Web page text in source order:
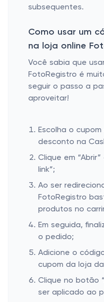
subsequentes.
Como usar um
na loja online
Você sabia que
FotoRegistro é
seguir o passo a
aproveitar!
Escolha o
desconto na
Clique em
link”;
Ao ser
FotoRegistro
produtos no
Em seguida,
o pedido;
Adicione o
cupom da loja
Clique no botão
ser aplicado ao